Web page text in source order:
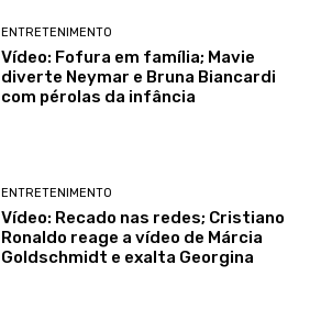
ENTRETENIMENTO
Vídeo: Fofura em família; Mavie
diverte Neymar e Bruna Biancardi
com pérolas da infância
ENTRETENIMENTO
Vídeo: Recado nas redes; Cristiano
Ronaldo reage a vídeo de Márcia
Goldschmidt e exalta Georgina